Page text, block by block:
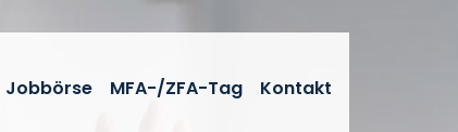
Jobbörse MFA-/ZFA-Tag Kontakt